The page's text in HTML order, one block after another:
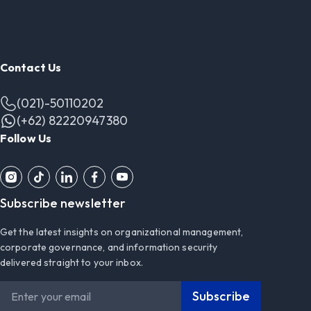
Contact Us
(021)-50110202
(+62) 82220947380
Follow Us
Subscribe newsletter
Get the latest insights on organizational management,
corporate governance, and information security
delivered straight to your inbox.
Subscribe